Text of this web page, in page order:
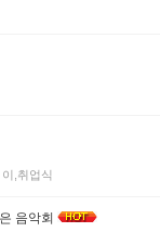
,취업식
음악회